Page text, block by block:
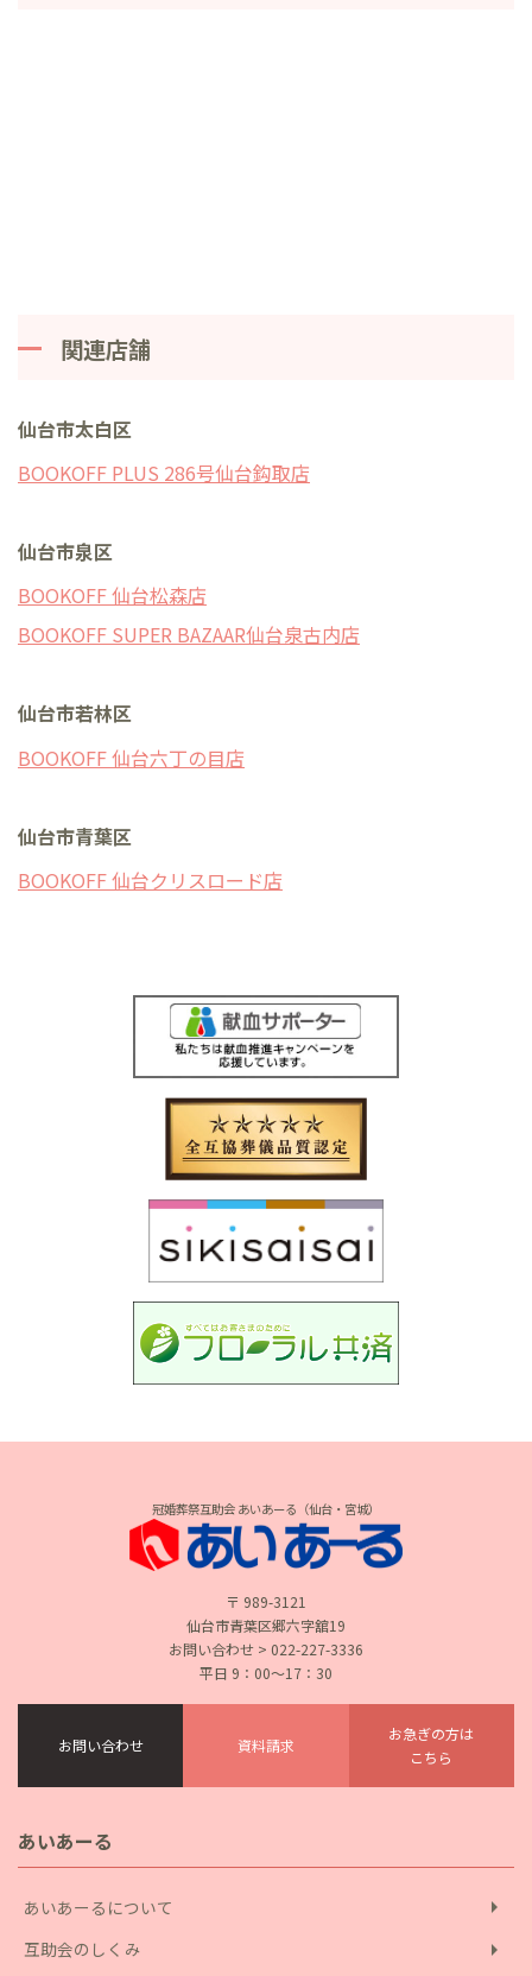
関連店舗
仙台市太白区
BOOKOFF PLUS 286号仙台鈎取店
仙台市泉区
BOOKOFF 仙台松森店
BOOKOFF SUPER BAZAAR仙台泉古内店
仙台市若林区
BOOKOFF 仙台六丁の目店
仙台市青葉区
BOOKOFF 仙台クリスロード店
冠婚葬祭互助会 あいあーる（仙台・宮城）
〒 989-3121
仙台市青葉区郷六字舘19
お問い合わせ > 022-227-3336
平日 9：00〜17：30
お問い合わせ 資料請求
お急ぎの方は
こちら
あいあーる
あいあーるについて arrow_right
互助会のしくみ arrow_right